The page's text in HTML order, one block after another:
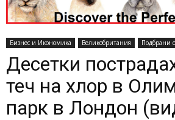
Бизнес и Икономика Великобритания Подбрани
Десетки
теч на хлор в
парк в Лондон